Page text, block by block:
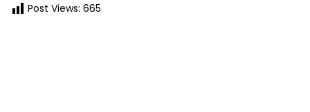
Post Views: 665